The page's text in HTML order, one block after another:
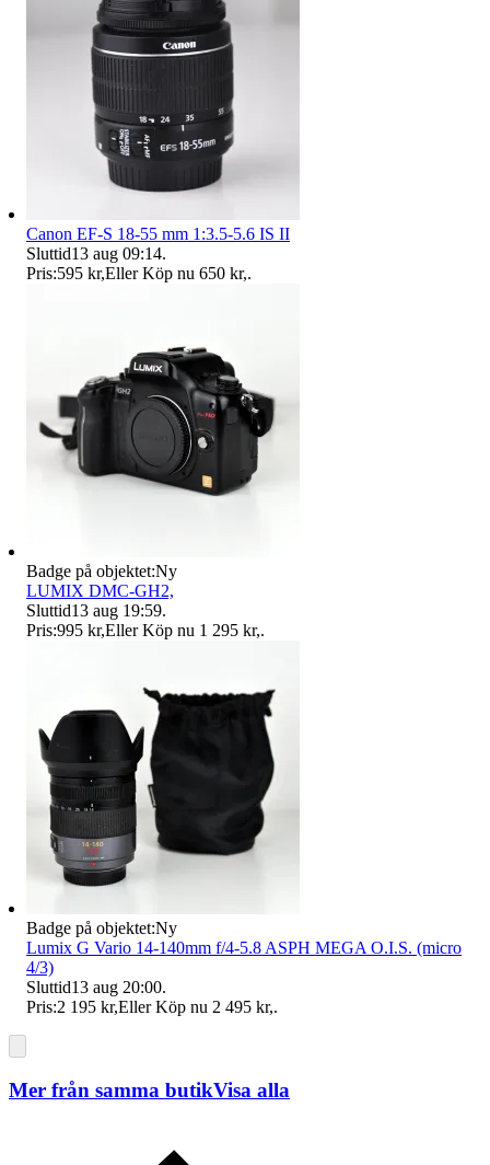
Canon EF-S 18-55 mm 1:3.5-5.6 IS II
Sluttid13 aug 09:14.
Pris:595 kr,Eller Köp nu 650 kr,.
Badge på objektet:Ny
LUMIX DMC-GH2,
Sluttid13 aug 19:59.
Pris:995 kr,Eller Köp nu 1 295 kr,.
Badge på objektet:Ny
Lumix G Vario 14-140mm f/4-5.8 ASPH MEGA O.I.S. (micro
4/3)
Sluttid13 aug 20:00.
Pris:2 195 kr,Eller Köp nu 2 495 kr,.
Mer från samma butikVisa alla